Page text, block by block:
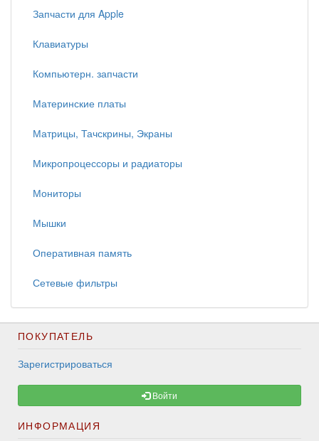
Запчасти для Apple
Клавиатуры
Компьютерн. запчасти
Материнские платы
Матрицы, Тачскрины, Экраны
Микропроцессоры и радиаторы
Мониторы
Мышки
Оперативная память
Сетевые фильтры
ПОКУПАТЕЛЬ
Зарегистрироваться
Войти
ИНФОРМАЦИЯ